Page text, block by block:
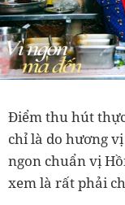
Điểm thu hút
chỉ là do hương
ngon chuẩn vị
xem là rất phải